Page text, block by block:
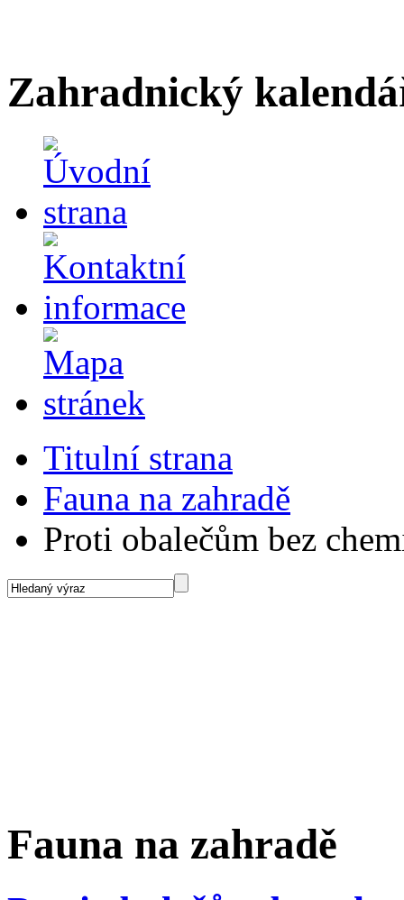
Zahradnický
Titulní strana
Fauna na zahradě
Proti obalečům bez
Fauna na zahradě